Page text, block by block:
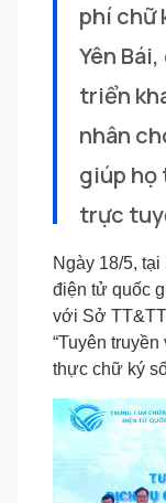
phí chữ
Yên
triển
nhân
giúp họ
trực
Ngày 18/5,
điện tử quốc
với Sở
“Tuyên
thực chữ ký